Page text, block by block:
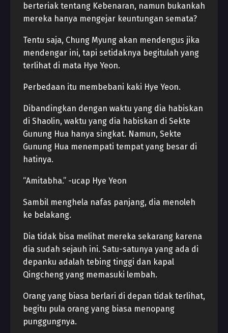
berteriak tentang Kebenaran, namun bukankah
mereka hanya mengejar keuntungan semata?
Tentu saja, Chung Myung akan mendengus jika
mendengar ini, tapi setidaknya begitulah yang
terlihat di mata Hye Yeon.
Perbedaan itu membebani kaki Hye Yeon.
Dibandingkan dengan waktu yang dia habiskan
di Shaolin, waktu yang dia habiskan di Sekte
Gunung Hua hanya singkat. Namun, Sekte
Gunung Hua menempati tempat yang besar di
hatinya.
“Amitabha.” -ucap Hye Yeon
Sambil menghela nafas panjang, dia menoleh
ke belakang.
Dia tidak bisa melihat mereka sekarang karena
dia sudah sejauh ini. Satu-satunya yang ada di
depanku adalah tebing tinggi dan kapal
Qingcheng yang memasuki lembah.
Orang yang biasa berlari di depan tidak terlihat,
begitu pula orang yang biasa menopang
punggungnya.